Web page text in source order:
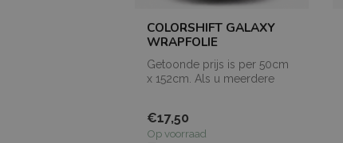
COLORSHIFT GALAXY
WRAPFOLIE
Getoonde prijs is per 50cm
x 152cm. Als u meerdere
€17,50
Op voorraad